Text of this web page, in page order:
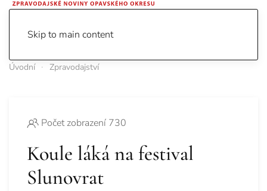
Skip to main content
Úvodní Zpravodajství
Počet zobrazení 730
Koule láká na festival
Slunovrat